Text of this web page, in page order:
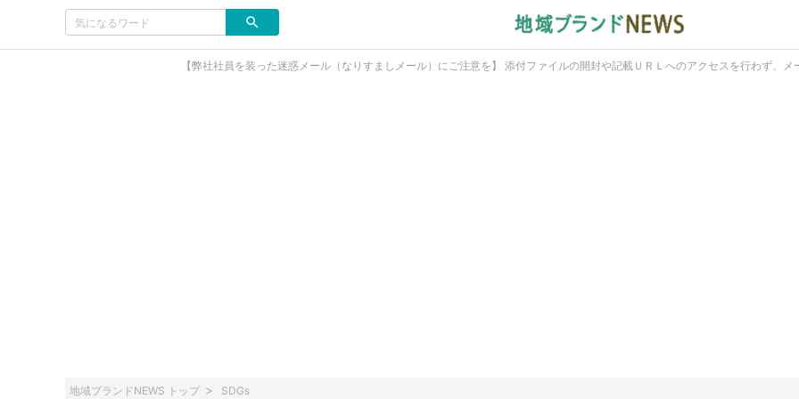
【弊社社員を装った迷惑メール（なりすましメール）にご注意を】 添付ファイルの開封や記載ＵＲＬへのアクセスを行わず、メ
地域ブランドNEWS トップ SDGs